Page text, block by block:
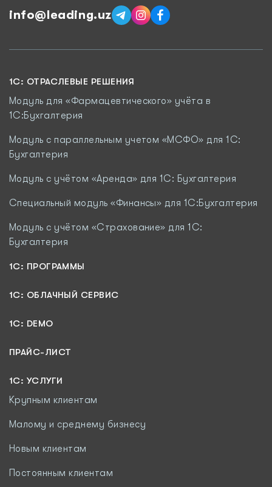
info@leading.uz
1C: ОТРАСЛЕВЫЕ РЕШЕНИЯ
Модуль для «Фармацевтического» учёта в
1С:Бухгалтерия
Модуль с параллельным учетом «МСФО» для 1С:
Бухгалтерия
Модуль с учётом «Аренда» для 1С: Бухгалтерия
Специальный модуль «Финансы» для 1С:Бухгалтерия
Модуль c учётом «Страхование» для 1С:
Бухгалтерия
1С: ПРОГРАММЫ
1C: ОБЛАЧНЫЙ СЕРВИС
1C: DEMO
ПРАЙС-ЛИСТ
1С: УСЛУГИ
Крупным клиентам
Малому и среднему бизнесу
Новым клиентам
Постоянным клиентам